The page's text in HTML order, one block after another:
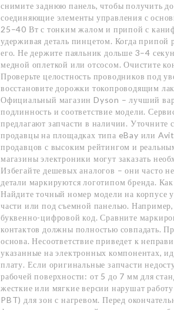
снимите заднюю панель, чтобы получить
соединяющие элементы управления с
25–40 Вт с тонким жалом и припой с
удерживая деталь пинцетом. Когда припой
его. Не держите паяльник дольше 3–4
медной оплеткой или отсосом. Очистите
Проверьте целостность проводников под
восстановите дорожки токопроводящим
Официальный магазин Dyson – лучший
подлинность и соответствие модели.
предлагают запчасти в наличии.
продавцы на площадках типа eBay или
продавцов с высоким рейтингом и
магазины электроники могут заказать
Избегайте дешевых аналогов – они часто
детали маркируются логотипом бренда.
Найдите точный номер модели на корпусе
части или под съемной панелью.
буквенно-цифровой код. Сравните
контактов должны полностью совпадать.
основа. Несоответствие приведет к
указанные на электронных компонентах,
плату. Если оригинальные запчасти
рабочей поверхности: от 5 до 7 мм для
жесткие или мягкие версии нарушат
PBT) для зон с нагревом. Перед